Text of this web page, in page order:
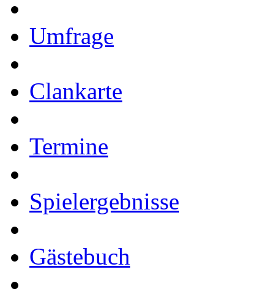
Umfrage
Clankarte
Termine
Spielergebnisse
Gästebuch